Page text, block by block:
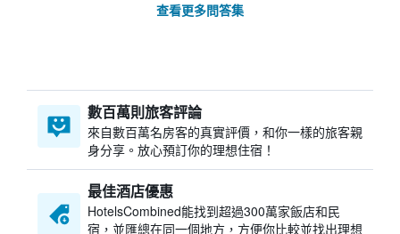
查看更多問答集
數百萬則旅客評論
來自數百萬名房客的真實評價，和你一樣的旅客親
身分享。放心預訂你的理想住宿！
最佳酒店優惠
HotelsCombined​能找到超過300萬家飯店和民
宿，並匯總在同一個地方，方便你比較並找出理想